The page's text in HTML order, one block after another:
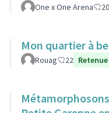
One x One Arena
Mon quartier à
Rouag 22 Retenue